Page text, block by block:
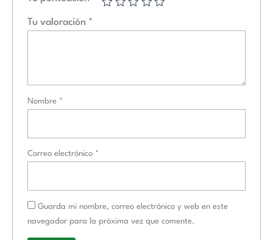
Tu valoración *
Nombre *
Correo electrónico *
Guarda mi nombre, correo electrónico y web en este
navegador para la próxima vez que comente.